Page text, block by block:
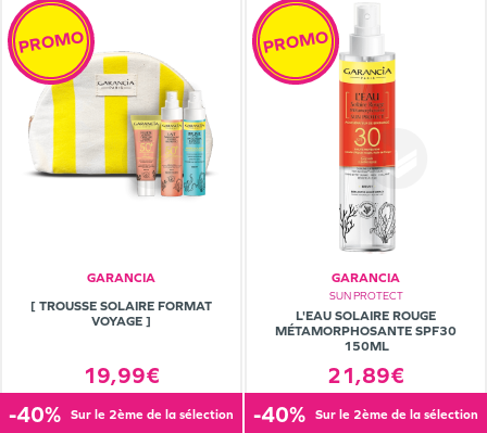
GARANCIA
[ TROUSSE SOLAIRE FORMAT
VOYAGE ]
19,99€
PROMO
-40% sur le 2ème de la sélection
GARANCIA
SUN PROTECT
L'EAU SOLAIRE ROUGE
MÉTAMORPHOSANTE SPF30
150ML
21,89€
PROMO
-40% sur le 2ème de la sélection